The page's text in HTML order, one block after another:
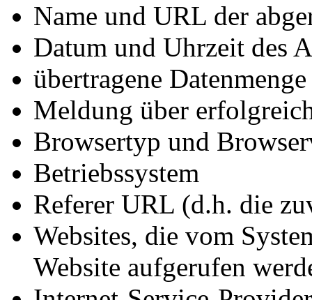
Name und URL der
Datum und Uhrzeit des
übertragene Datenmenge
Meldung über
Browsertyp und
Betriebssystem
Referer URL (d.h. die
Websites, die vom
Website aufgerufen